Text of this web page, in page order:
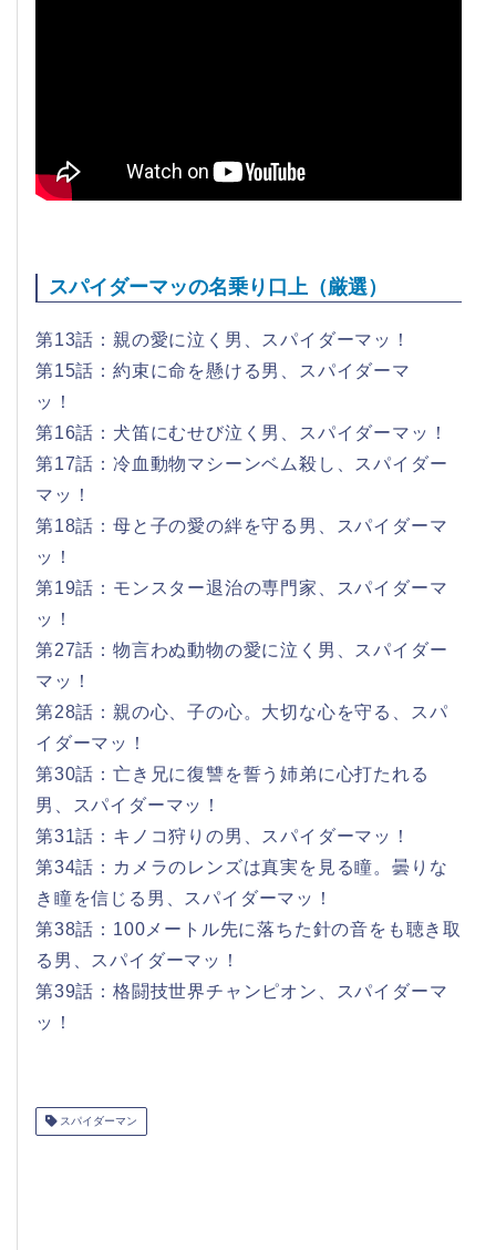
スパイダーマッの名乗り口上（厳選）
第13話：親の愛に泣く男、スパイダーマッ！
第15話：約束に命を懸ける男、スパイダーマ
ッ！
第16話：犬笛にむせび泣く男、スパイダーマッ！
第17話：冷血動物マシーンベム殺し、スパイダー
マッ！
第18話：母と子の愛の絆を守る男、スパイダーマ
ッ！
第19話：モンスター退治の専門家、スパイダーマ
ッ！
第27話：物言わぬ動物の愛に泣く男、スパイダー
マッ！
第28話：親の心、子の心。大切な心を守る、スパ
イダーマッ！
第30話：亡き兄に復讐を誓う姉弟に心打たれる
男、スパイダーマッ！
第31話：キノコ狩りの男、スパイダーマッ！
第34話：カメラのレンズは真実を見る瞳。曇りな
き瞳を信じる男、スパイダーマッ！
第38話：100メートル先に落ちた針の音をも聴き取
る男、スパイダーマッ！
第39話：格闘技世界チャンピオン、スパイダーマ
ッ！
スパイダーマン